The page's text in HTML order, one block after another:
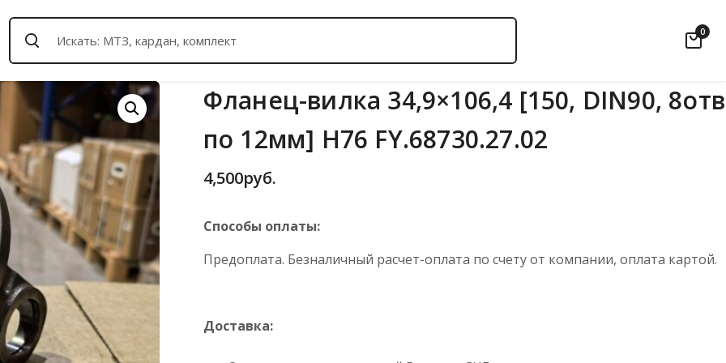
0
Фланец-вилка 34,9×106,4 [150, DIN90, 8отв
по 12мм] H76 FY.68730.27.02
4,500руб.
Способы оплаты:
Предоплата. Безналичный расчет-оплата по счету от компании, оплата картой.
Доставка: